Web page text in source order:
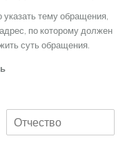
тему обращения,
по которому должен
суть обращения.